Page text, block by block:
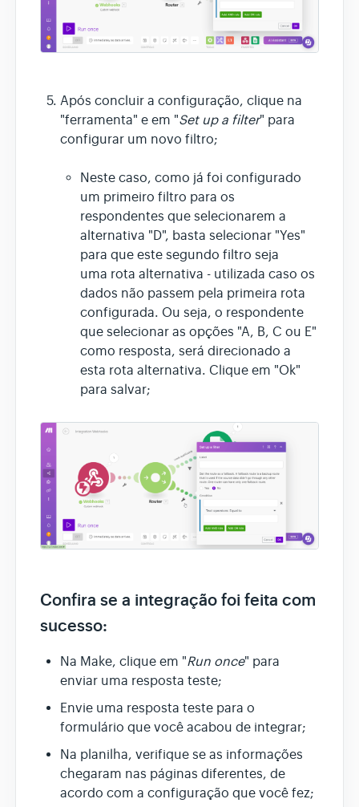
Após concluir a configuração, clique na
"ferramenta" e em "Set up a filter" para
configurar um novo filtro;
Neste caso, como já foi configurado
um primeiro filtro para os
respondentes que selecionarem a
alternativa "D", basta selecionar "Yes"
para que este segundo filtro seja
uma rota alternativa - utilizada caso os
dados não passem pela primeira rota
configurada. Ou seja, o respondente
que selecionar as opções "A, B, C ou E"
como resposta, será direcionado a
esta rota alternativa. Clique em "Ok"
para salvar;
Confira se a integração foi feita com
sucesso:
Na Make, clique em "Run once" para
enviar uma resposta teste;
Envie uma resposta teste para o
formulário que você acabou de integrar;
Na planilha, verifique se as informações
chegaram nas páginas diferentes, de
acordo com a configuração que você fez;